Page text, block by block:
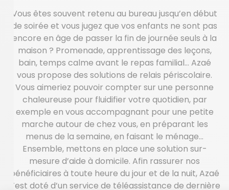
Vous êtes souvent retenu au bureau jusqu’en début
de soirée et vous jugez que vos enfants ne sont pas
encore en âge de passer la fin de journée seuls à la
maison ? Promenade, apprentissage des leçons,
bain, temps calme avant le repas familial… Azaé
vous propose des solutions de relais périscolaire.
Vous aimeriez pouvoir compter sur une personne
chaleureuse pour fluidifier votre quotidien, par
exemple en vous accompagnant pour une petite
marche autour de chez vous, en préparant les
menus de la semaine, en faisant le ménage…
Ensemble, mettons en place une solution sur-
mesure d’aide à domicile. Afin rassurer nos
bénéficiaires à toute heure du jour et de la nuit, Azaé
s’est doté d’un service de téléassistance de dernière